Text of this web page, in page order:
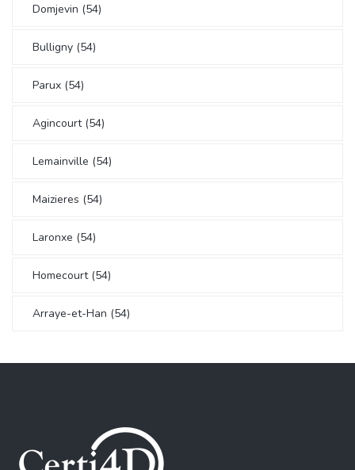
Domjevin (54)
Bulligny (54)
Parux (54)
Agincourt (54)
Lemainville (54)
Maizieres (54)
Laronxe (54)
Homecourt (54)
Arraye-et-Han (54)